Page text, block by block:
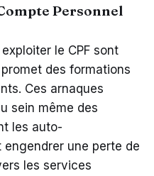
Personnel
le CPF sont
des formations
Ces arnaques
sein même des
les auto-
une perte de
les services